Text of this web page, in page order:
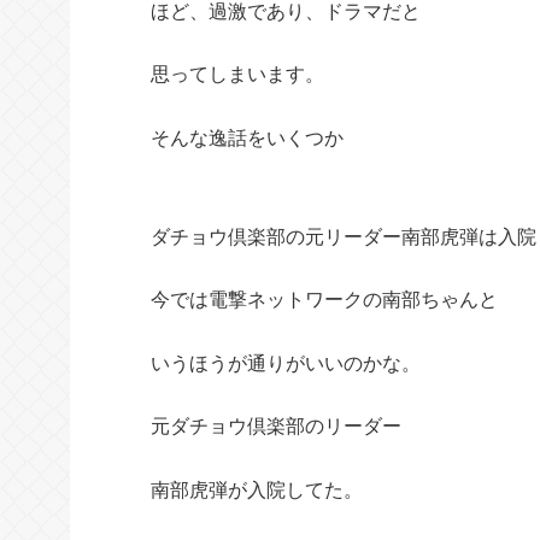
ほど、過激であり、ドラマだと
思ってしまいます。
そんな逸話をいくつか
ダチョウ倶楽部の元リーダー南部虎弾は入
今では電撃ネットワークの南部ちゃんと
いうほうが通りがいいのかな。
元ダチョウ倶楽部のリーダー
南部虎弾が入院してた。